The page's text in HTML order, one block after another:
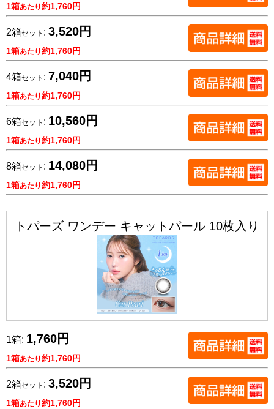
1箱あたり約1,760円
2箱セット : 3,520円
1箱あたり約1,760円
4箱セット : 7,040円
1箱あたり約1,760円
6箱セット : 10,560円
1箱あたり約1,760円
8箱セット : 14,080円
1箱あたり約1,760円
トパーズ ワンデー キャットパール 10枚入り
1箱: 1,760円
1箱あたり約1,760円
2箱セット : 3,520円
1箱あたり約1,760円